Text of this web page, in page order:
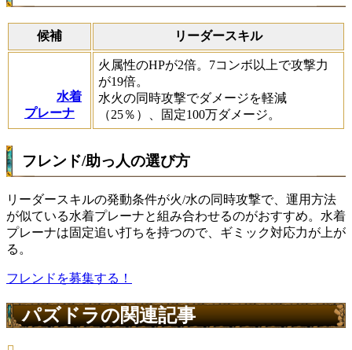
候補 リーダースキル
水着
プレーナ
火属性のHPが2倍。7コンボ以上で攻撃力
が19倍。
水火の同時攻撃でダメージを軽減
（25％）、固定100万ダメージ。
フレンド/助っ人の選び方
リーダースキルの発動条件が火/水の同時攻撃で、運用方法
が似ている水着プレーナと組み合わせるのがおすすめ。水着
プレーナは固定追い打ちを持つので、ギミック対応力が上が
る。
フレンドを募集する！
パズドラの関連記事